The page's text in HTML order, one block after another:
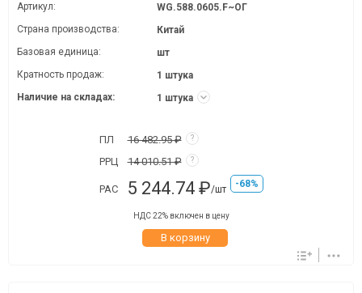
Артикул:
WG.588.0605.F~ОГ
Страна производства:
Китай
Базовая единица:
шт
Кратность продаж:
1 штука
Наличие на складах:
1 штука
ПЛ 16 482.95 ₽ ?
РРЦ 14 010.51 ₽ ?
РАС 5 244.74 ₽/шт -68%
НДС 22% включен в цену
В корзину